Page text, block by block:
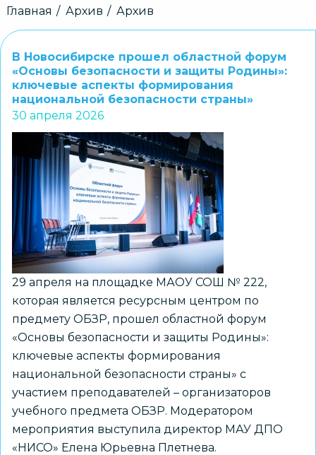
Строка
Главная Архив Архив
В Новосибирске прошел областной форум
«Основы безопасности и защиты Родины»:
ключевые аспекты формирования
национальной безопасности страны»
30 апреля 2026
29 апреля на площадке МАОУ СОШ № 222,
которая является ресурсным центром по
предмету ОБЗР, прошел областной форум
«Основы безопасности и защиты Родины»:
ключевые аспекты формирования
национальной безопасности страны» с
участием преподавателей – организаторов
учебного предмета ОБЗР. Модератором
мероприятия выступила директор МАУ ДПО
«НИСО» Елена Юрьевна Плетнева.